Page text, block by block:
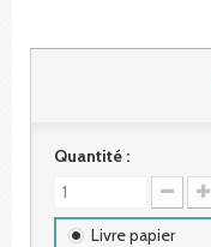
Quantité :
Livre papier